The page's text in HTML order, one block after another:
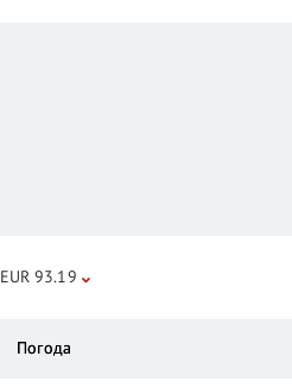
EUR 93.19
Погода